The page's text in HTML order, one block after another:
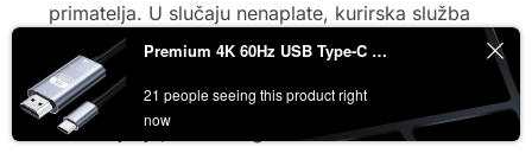
primatelja. U slučaju nenaplate, kurirska služba
može naplatiti ove naknade pošiljatelju (DROIX).
Ako kupac odbije dostavu iz bilo kojeg razloga
vezanog uz carine, poreze ili troškove uvoznog
carinjenja, bit će odgovoran za sve troškove
Premium 4K 60Hz USB Type-C na HDMI adapter kabel
21 people seeing this product right
now